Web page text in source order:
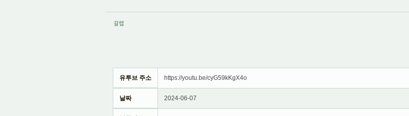
갈렙
유투브 주소 https://youtu.be/cyG59kKgX4o
날짜 2024-06-07